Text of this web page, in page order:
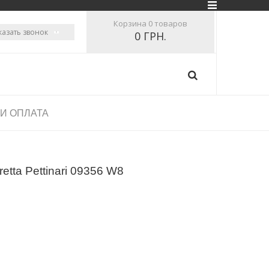
звонок
Корзина 0 товаров
0 ГРН.
ОПЛАТА
Pettinari 09356 W8